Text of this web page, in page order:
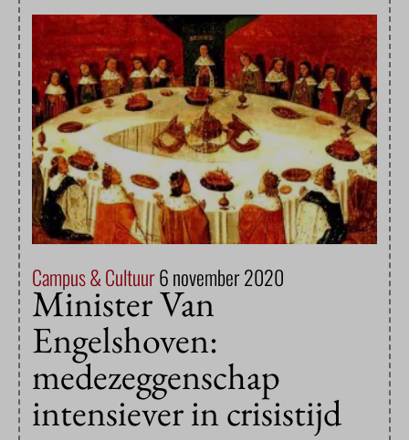
Campus & Cultuur6 november 2020
Minister Van
Engelshoven:
medezeggenschap
intensiever in crisistijd